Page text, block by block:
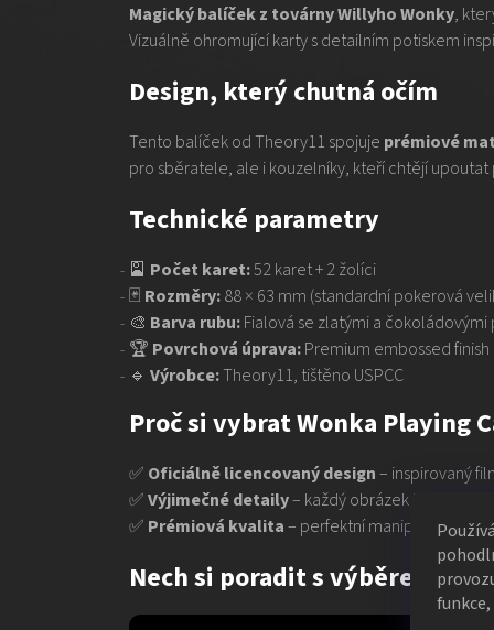
Magický balíček z továrny Willyho Wonky,
Vizuálně ohromující karty s detailním potiskem
Design, který chutná očím
Tento balíček od Theory11 spojuje prémiové
pro sběratele, ale i kouzelníky, kteří chtějí
Technické parametry
🎴 Počet karet:52 karet + 2 žolíci
🃏 Rozměry:88 × 63 mm (standardní pokerová
🎨 Barva rubu:Fialová se zlatými a čokoládovými
🏆 Povrchová úprava:Premium embossed finish
🔹 Výrobce:Theory11, tištěno USPCC
Proč si vybrat Wonka Playing
✅ Oficiálně licencovaný design– inspirovaný
✅Výjimečné detaily– každý obrázek je malým
✅ Prémiová kvalita– perfektní manipulace a
Nech si poradit s výběrem